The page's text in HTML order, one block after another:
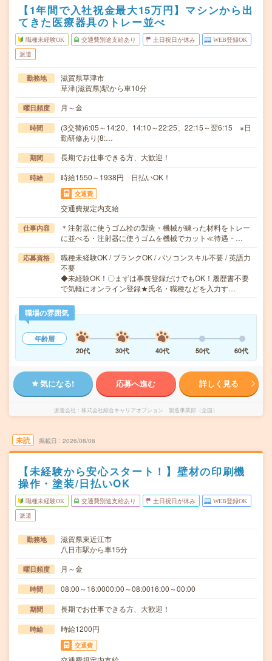
【1年間で入社祝金最大15万円】マシンから出
てきた医療器具のトレー並べ
職種未経験OK 交通費別途支給あり 土日祝日が休み WEB登録OK
派遣
勤務地
滋賀県草津市
草津(滋賀県)駅から車10分
曜日頻度 月～金
時間
(3交替)6:05～14:20、14:10～22:25、22:15～翌6:15 ※日
勤研修あり(8:…
期間 長期でお仕事できる方、大歓迎！
時給 時給1550～1938円 日払いOK！
交通費
交通費規定内支給
仕事内容
＊注射器に使うゴム栓の製造・機械が練った材料をトレー
に並べる・注射器に使うゴムを機械でカット≪待遇・…
応募資格
職種未経験OK / ブランクOK / パソコンスキル不要 / 英語力
不要
◆未経験OK！〇まずは事前登録だけでもOK！履歴書不要
で気軽にオンライン登録★氏名・職種などを入力す…
職場の雰囲気
年齢層
20代
30代 40代 50代 60代
気になる! 応募へ進む 詳しく見る
派遣会社 株式会社綜合キャリアオプション 製造事業部（全国）
未読 掲載日 2026/08/06
【未経験から安心スタート！】壁材の印刷機
操作・塗装/日払いOK
職種未経験OK 交通費別途支給あり 土日祝日が休み WEB登録OK
派遣
勤務地
滋賀県東近江市
八日市駅から車15分
曜日頻度 月～金
時間 08:00～16:0000:00～08:0016:00～00:00
期間 長期でお仕事できる方、大歓迎！
時給 時給1200円
交通費